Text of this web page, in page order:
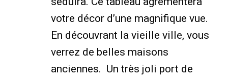
votre décor d’une magnifique vue.
En découvrant la vieille ville, vous
verrez de belles maisons
anciennes. Un très joli port de